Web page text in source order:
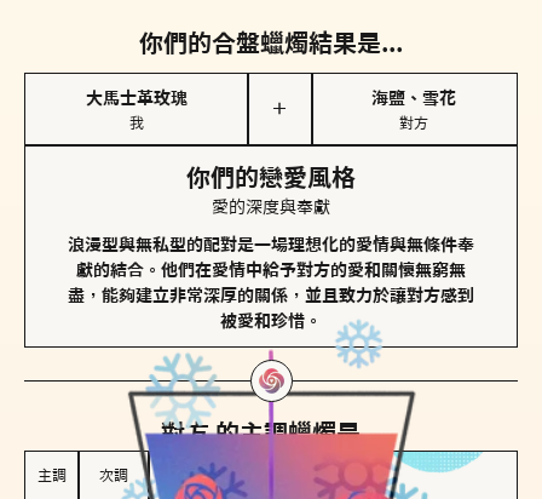
你們的合盤蠟燭結果是...
大馬士革玫瑰
我
＋
海鹽、雪花
對方
你們的戀愛風格
愛的深度與奉獻
浪漫型與無私型的配對是一場理想化的愛情與無條件奉
獻的結合。他們在愛情中給予對方的愛和關懷無窮無
盡，能夠建立非常深厚的關係，並且致力於讓對方感到
被愛和珍惜。
對方的主調蠟燭是...
主調 次調